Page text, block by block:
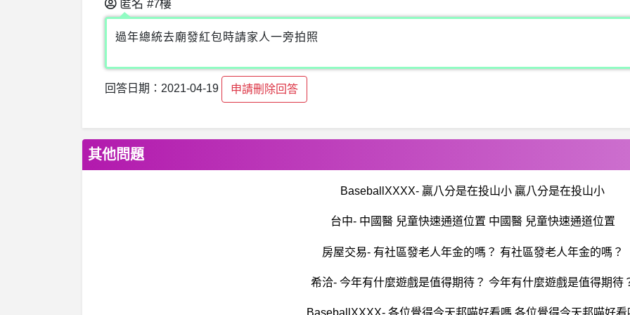
匿名 #7樓
過年總統去廟發紅包時請家人一旁拍照
回答日期：2021-04-19 申請刪除回答
其他問題
BaseballXXXX- 贏八分是在投山小 贏八分是在投山小
台中- 中國醫 兒童快速通道位置 中國醫 兒童快速通道位置
房屋交易- 有社區發老人年金的嗎？ 有社區發老人年金的嗎？
希洽- 今年有什麼遊戲是值得期待？ 今年有什麼遊戲是值得期待
BaseballXXXX- 各位覺得今天邦喵好看嗎 各位覺得今天邦喵好看